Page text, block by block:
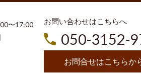
〜17:00
お問い合わせはこちらへ
050-3152-
お問合せはこちらか